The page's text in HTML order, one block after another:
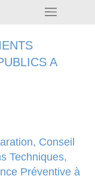
A
Conseil
Techniques,
Préventive à